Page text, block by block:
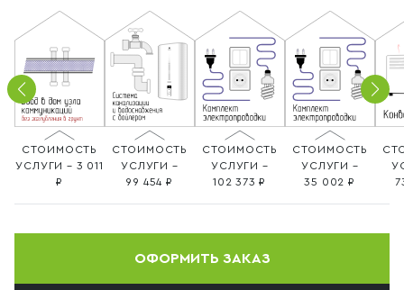
СТОИМОСТЬ
УСЛУГИ – 3 011
СТОИМОСТЬ
УСЛУГИ –
99 454
СТОИМОСТЬ
УСЛУГИ –
102 373
СТОИМОСТЬ
УСЛУГИ –
35 002
ОФОРМИТЬ ЗАКАЗ